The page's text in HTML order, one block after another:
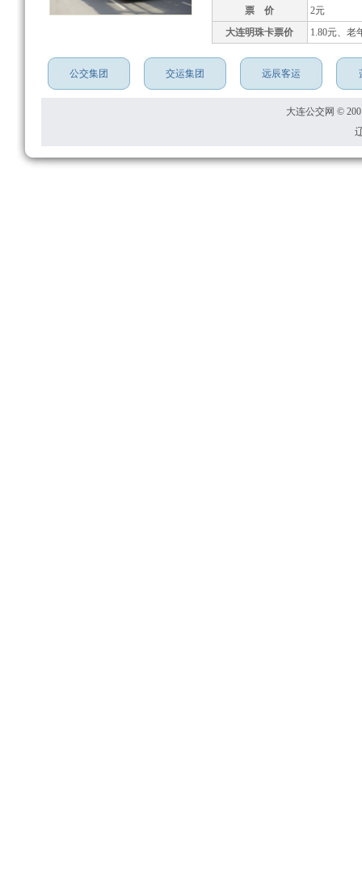
票 价
2元
大连明珠卡票价
1.80元、老
公交集团 交运集团 远辰客运
大连公交网 ©